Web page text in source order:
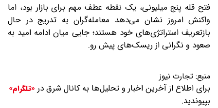
فتح قله پنج میلیونی، یک نقطه عطف مهم برای بازار بود، اما
واکنش امروز نشان می‌دهد معامله‌گران به ‌تدریج در حال
بازتعریف استراتژی‌های خود هستند؛ جایی میان ادامه امید به
صعود و نگرانی از ریسک‌های پیش رو.
منبع: تجارت نیوز
برای اطلاع از آخرین اخبار و تحلیل‌ها به کانال شرق در «تلگرام»
بپیوندید.